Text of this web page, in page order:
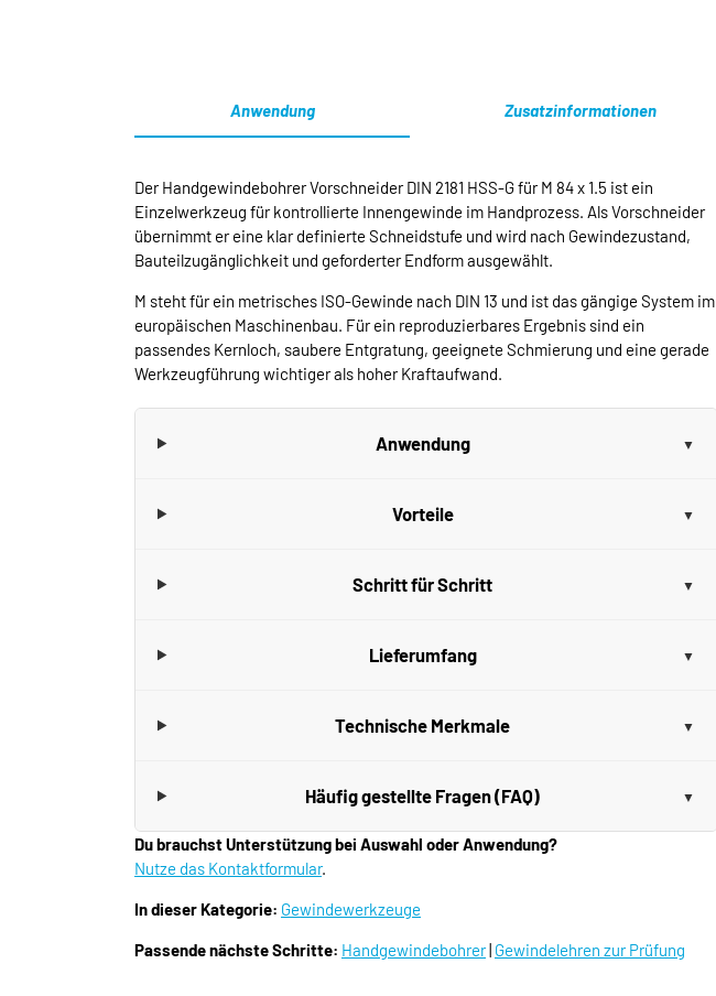
Anwendung Zusatzinformationen
Der Handgewindebohrer Vorschneider DIN 2181 HSS-G für M 84 x 1.5 ist ein
Einzelwerkzeug für kontrollierte Innengewinde im Handprozess. Als Vorschneider
übernimmt er eine klar definierte Schneidstufe und wird nach Gewindezustand,
Bauteilzugänglichkeit und geforderter Endform ausgewählt.
M steht für ein metrisches ISO-Gewinde nach DIN 13 und ist das gängige System im
europäischen Maschinenbau. Für ein reproduzierbares Ergebnis sind ein
passendes Kernloch, saubere Entgratung, geeignete Schmierung und eine gerade
Werkzeugführung wichtiger als hoher Kraftaufwand.
Anwendung
Vorteile
Schritt für Schritt
Lieferumfang
Technische Merkmale
Häufig gestellte Fragen (FAQ)
Du brauchst Unterstützung bei Auswahl oder Anwendung?
Nutze das Kontaktformular.
In dieser Kategorie: Gewindewerkzeuge
Passende nächste Schritte: Handgewindebohrer| Gewindelehren zur Prüfung